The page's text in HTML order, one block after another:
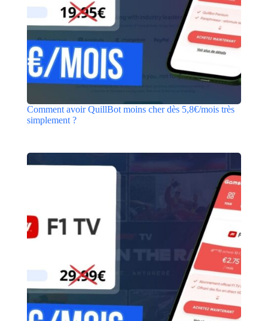
Comment avoir QuillBot moins cher dès 5,8€/mois très
simplement ?